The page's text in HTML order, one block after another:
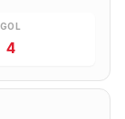
GOL
4